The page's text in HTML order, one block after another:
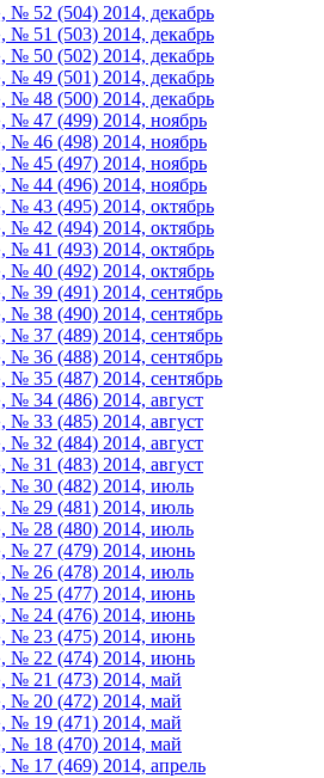
№ 52 (504) 2014, декабрь
№ 51 (503) 2014, декабрь
№ 50 (502) 2014, декабрь
№ 49 (501) 2014, декабрь
№ 48 (500) 2014, декабрь
№ 47 (499) 2014, ноябрь
№ 46 (498) 2014, ноябрь
№ 45 (497) 2014, ноябрь
№ 44 (496) 2014, ноябрь
№ 43 (495) 2014, октябрь
№ 42 (494) 2014, октябрь
№ 41 (493) 2014, октябрь
№ 40 (492) 2014, октябрь
№ 39 (491) 2014, сентябрь
№ 38 (490) 2014, сентябрь
№ 37 (489) 2014, сентябрь
№ 36 (488) 2014, сентябрь
№ 35 (487) 2014, сентябрь
№ 34 (486) 2014, август
№ 33 (485) 2014, август
№ 32 (484) 2014, август
№ 31 (483) 2014, август
№ 30 (482) 2014, июль
№ 29 (481) 2014, июль
№ 28 (480) 2014, июль
№ 27 (479) 2014, июнь
№ 26 (478) 2014, июль
№ 25 (477) 2014, июнь
№ 24 (476) 2014, июнь
№ 23 (475) 2014, июнь
№ 22 (474) 2014, июнь
№ 21 (473) 2014, май
№ 20 (472) 2014, май
№ 19 (471) 2014, май
№ 18 (470) 2014, май
№ 17 (469) 2014, апрель